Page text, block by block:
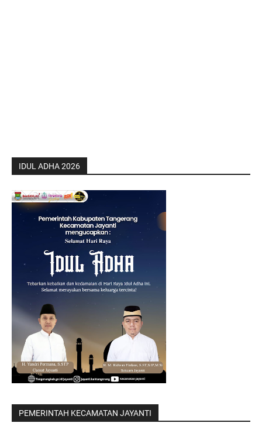
IDUL ADHA 2026
PEMERINTAH KECAMATAN JAYANTI